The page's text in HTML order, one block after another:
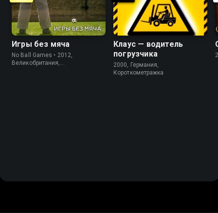
Игры без мяча
No Ball Games • 2012,
Великобритания,
Клаус — водитель
погрузчика
2000, Германия,
Короткометражка